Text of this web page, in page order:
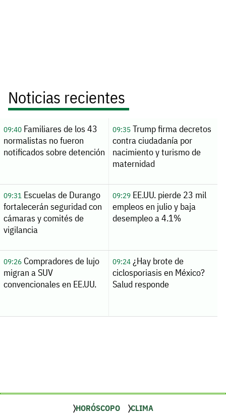
Noticias recientes
09:40Familiares de los 43
normalistas no fueron
notificados sobre detención
09:35Trump firma decretos
contra ciudadanía por
nacimiento y turismo de
maternidad
09:31Escuelas de Durango
fortalecerán seguridad con
cámaras y comités de
vigilancia
09:29EE.UU. pierde 23 mil
empleos en julio y baja
desempleo a 4.1%
09:26Compradores de lujo
migran a SUV
convencionales en EE.UU.
09:24¿Hay brote de
ciclosporiasis en México?
Salud responde
HORÓSCOPO CLIMA